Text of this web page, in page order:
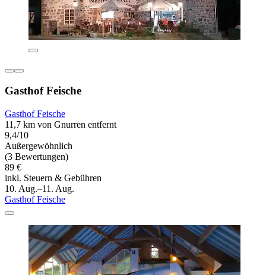
Gasthof Feische
Gasthof Feische
11,7 km von Gnurren entfernt
9,4/10
Außergewöhnlich
(3 Bewertungen)
89 €
inkl. Steuern & Gebühren
10. Aug.–11. Aug.
Gasthof Feische